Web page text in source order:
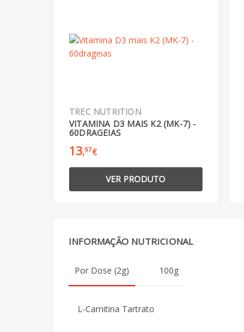
TREC NUTRITION
VITAMINA D3 MAIS K2 (MK-7) -
60DRAGEIAS
13,97€
VER PRODUTO
INFORMAÇÃO NUTRICIONAL
Por Dose (2g) 100g
L-Carnitina Tartrato